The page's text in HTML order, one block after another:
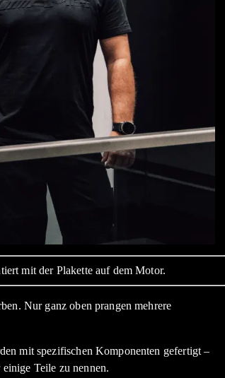
mit der Plakette auf dem Motor.
Nur ganz oben prangen mehrere
mit spezifischen Komponenten gefertigt –
Teile zu nennen.